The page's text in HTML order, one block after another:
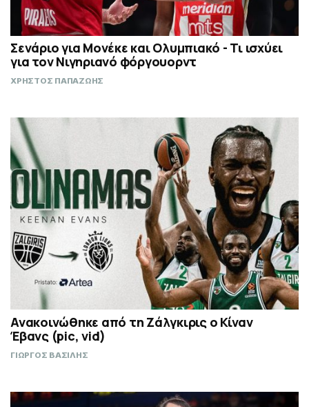
Σενάριο για Μονέκε και Ολυμπιακό - Τι ισχύει
για τον Νιγηριανό φόργουορντ
ΧΡΗΣΤΟΣ ΠΑΠΑΖΩΗΣ
Ανακοινώθηκε από τη Ζάλγκιρις ο Κίναν
Έβανς (pic, vid)
ΓΙΩΡΓΟΣ ΒΑΣΙΛΗΣ